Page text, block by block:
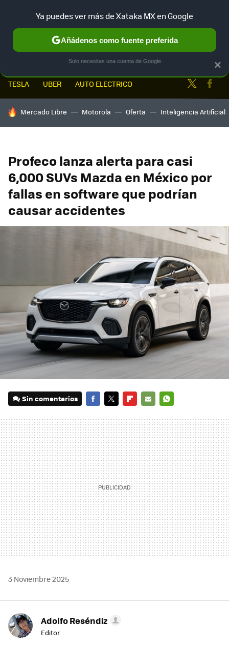
TESLA UBER AUTO ELECTRICO Twitter
HOY SE HABLA DE
Mercado Libre Motorola Oferta Inteligencia Artificial
Profeco lanza alerta para casi
6,000 SUVs Mazda en México por
fallas en software que podrían
causar accidentes
Sin comentarios
MAIL
3 Noviembre 2025
Adolfo Reséndiz
Editor
×
Ya puedes ver más de Xataka MX en Google
Añádenos como fuente preferida
Solo necesitas una cuenta de Google